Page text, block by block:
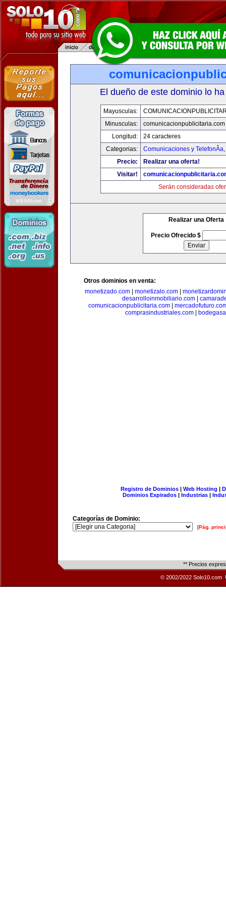
El dueño de este dominio lo
Mayusculas:
Minusculas:
comunicacionpublicitaria.com
Longitud:
24 caracteres
Categorias:
Comunicaciones y TelefonÃ­a,
Precio:
Realizar una oferta!
Visitar!
Serán consideradas
Realizar una Oferta
Precio Ofrecido $
Otros dominios en venta:
monetizado.com
monetizalo.com
desarrolloinmobiliario.com
comunicacionpublicitaria.com|
comprasindustriales.com|
Registro de Dominios| Web Hosting |
Dominios Expirados | Industrias |
Categorías de Dominio:
[Pág.
** Precios
© 2002/2022 Solo10.com